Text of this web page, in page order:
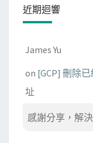
近期迴響
James Yu
on [GCP] 刪除
址
感謝分享，解